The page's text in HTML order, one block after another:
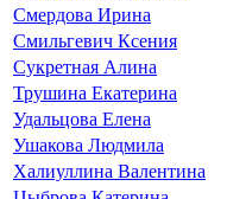
Смердова Ирина
Смильгевич Ксения
Сукретная Алина
Трушина Екатерина
Удальцова Елена
Ушакова Людмила
Халиуллина Валентина